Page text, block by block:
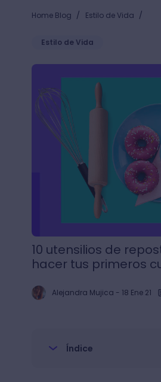
Home Blog / Estilo de Vida /
Estilo de Vida
10 utensilios de repostería
10 utensilios de
hacer tus primeros
Alejandra Mujica - 18 Ene 21
Índice